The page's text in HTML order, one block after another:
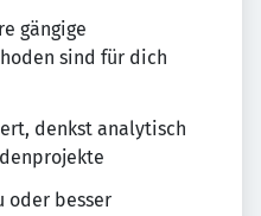
gängige
sind für dich
denkst analytisch
oder besser